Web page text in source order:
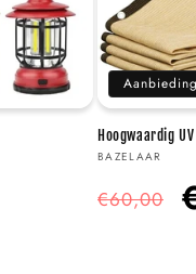
Aanbieding
Hoogwaardig
Verkoper:
BAZELAAR
prijs
€60,00